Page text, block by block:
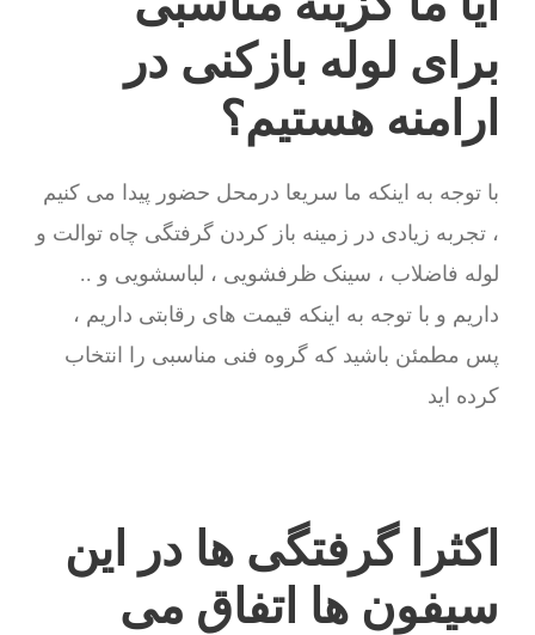
برای لوله بازکنی در
ارامنه هستیم؟
با توجه به اینکه ما سریعا درمحل حضور پیدا می کنیم
، تجربه زیادی در زمینه باز کردن گرفتگی چاه توالت و
لوله فاضلاب ، سینک ظرفشویی ، لباسشویی و ..
داریم و با توجه به اینکه قیمت های رقابتی داریم ،
پس مطمئن باشید که گروه فنی مناسبی را انتخاب
کرده اید
اکثرا گرفتگی ها در این
سیفون ها اتفاق می